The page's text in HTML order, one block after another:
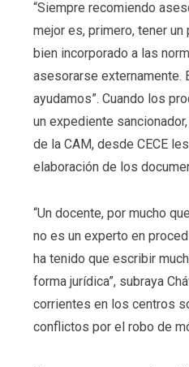
“Siempre recomiendo
mejor es, primero, tener
bien incorporado a las
asesorarse externamente.
ayudamos”. Cuando los
un expediente
de la CAM, desde CECE
elaboración de los
“Un docente, por mucho
no es un experto en
ha tenido que escribir
forma jurídica”, subraya
corrientes en los centros
conflictos por el robo de